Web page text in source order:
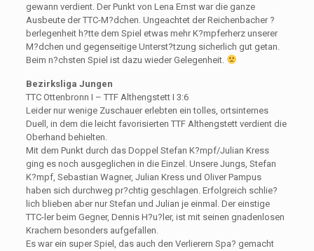
gewann verdient. Der Punkt von Lena Ernst war die ganze
Ausbeute der TTC-M?dchen. Ungeachtet der Reichenbacher ?
berlegenheit h?tte dem Spiel etwas mehr K?mpferherz unserer
M?dchen und gegenseitige Unterst?tzung sicherlich gut getan.
Beim n?chsten Spiel ist dazu wieder Gelegenheit.
Bezirksliga Jungen
TTC Ottenbronn I – TTF Althengstett I 3:6
Leider nur wenige Zuschauer erlebten ein tolles, ortsinternes
Duell, in dem die leicht favorisierten TTF Althengstett verdient die
Oberhand behielten.
Mit dem Punkt durch das Doppel Stefan K?mpf/Julian Kress
ging es noch ausgeglichen in die Einzel. Unsere Jungs, Stefan
K?mpf, Sebastian Wagner, Julian Kress und Oliver Pampus
haben sich durchweg pr?chtig geschlagen. Erfolgreich schlie?
lich blieben aber nur Stefan und Julian je einmal. Der einstige
TTC-ler beim Gegner, Dennis H?u?ler, ist mit seinen gnadenlosen
Krachern besonders aufgefallen.
Es war ein super Spiel, das auch den Verlierern Spa? gemacht